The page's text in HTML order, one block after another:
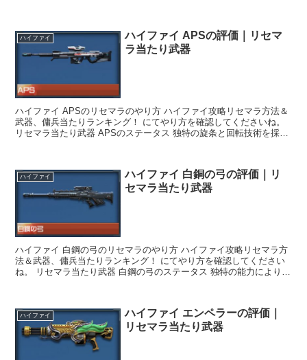
ハイファイ
ハイファイ APSの評価｜リセマ
ラ当たり武器
ハイファイ APSのリセマラのやり方 ハイファイ攻略リセマラ方法＆
武器、傭兵当たりランキング！ にてやり方を確認してくださいね。
リセマラ当たり武器 APSのステータス 独特の旋条と回転技術を採用
ハイファイ
ハイファイ 白銅の弓の評価｜リ
セマラ当たり武器
ハイファイ 白鋼の弓のリセマラのやり方 ハイファイ攻略リセマラ方
法＆武器、傭兵当たりランキング！ にてやり方を確認してください
ね。 リセマラ当たり武器 白鋼の弓のステータス 独特の能力により、
ハイファイ
ハイファイ エンペラーの評価｜
リセマラ当たり武器